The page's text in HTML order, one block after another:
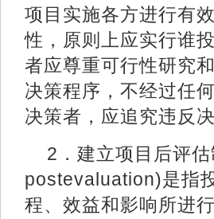
项目实施各方进行有
性，原则上应实行谁
者应尊重可行性研究
决策程序，不经过任
决策者，应追究违
2．建立项目后评
postevaluation)是指
程、效益和影响所进